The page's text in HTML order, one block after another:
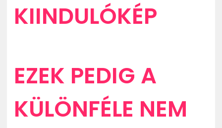
KIINDULÓKÉP
EZEK PEDIG A
KÜLÖNFÉLE NEM